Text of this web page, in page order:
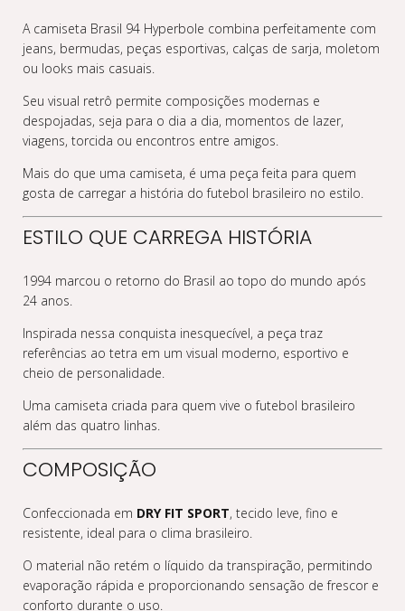
A camiseta Brasil 94 Hyperbole combina perfeitamente com
jeans, bermudas, peças esportivas, calças de sarja, moletom
ou looks mais casuais.
Seu visual retrô permite composições modernas e
despojadas, seja para o dia a dia, momentos de lazer,
viagens, torcida ou encontros entre amigos.
Mais do que uma camiseta, é uma peça feita para quem
gosta de carregar a história do futebol brasileiro no estilo.
ESTILO QUE CARREGA HISTÓRIA
1994 marcou o retorno do Brasil ao topo do mundo após
24 anos.
Inspirada nessa conquista inesquecível, a peça traz
referências ao tetra em um visual moderno, esportivo e
cheio de personalidade.
Uma camiseta criada para quem vive o futebol brasileiro
além das quatro linhas.
COMPOSIÇÃO
Confeccionada em DRY FIT SPORT, tecido leve, fino e
resistente, ideal para o clima brasileiro.
O material não retém o líquido da transpiração, permitindo
evaporação rápida e proporcionando sensação de frescor e
conforto durante o uso.